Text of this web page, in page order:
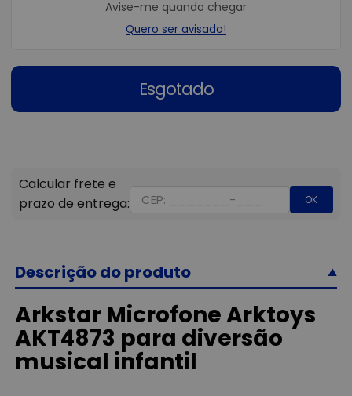
Esgotado
Avise-me quando chegar
Quero ser avisado!
OK
Descrição do produto
Arkstar Microfone Arktoys
AKT4873 para diversão
musical infantil